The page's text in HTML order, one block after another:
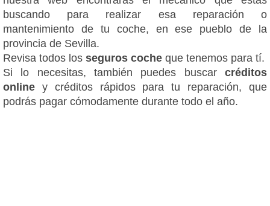
buscando para realizar esa reparación o
mantenimiento de tu coche, en ese pueblo de la
provincia de Sevilla.
Revisa todos los seguros coche que tenemos para tí.
Si lo necesitas, también puedes buscar créditos
online y créditos rápidos para tu reparación, que
podrás pagar cómodamente durante todo el año.